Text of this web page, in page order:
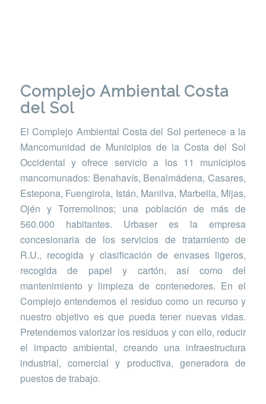
Complejo Ambiental Costa
del Sol
El Complejo Ambiental Costa del Sol pertenece a la
Mancomunidad de Municipios de la Costa del Sol
Occidental y ofrece servicio a los 11 municipios
mancomunados: Benahavís, Benalmádena, Casares,
Estepona, Fuengirola, Istán, Manilva, Marbella, Mijas,
Ojén y Torremolinos; una población de más de
560.000 habitantes. Urbaser es la empresa
concesionaria de los servicios de tratamiento de
R.U., recogida y clasificación de envases ligeros,
recogida de papel y cartón, así como del
mantenimiento y limpieza de contenedores. En el
Complejo entendemos el residuo como un recurso y
nuestro objetivo es que pueda tener nuevas vidas.
Pretendemos valorizar los residuos y con ello, reducir
el impacto ambiental, creando una infraestructura
industrial, comercial y productiva, generadora de
puestos de trabajo.